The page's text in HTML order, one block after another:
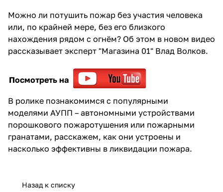
Можно ли потушить пожар без участия человека
или, по крайней мере, без его близкого
нахождения рядом с огнём? Об этом в новом видео
рассказывает эксперт "Магазина 01" Влад Волков.
Посмотреть на
В ролике познакомимся с популярными
моделями АУПП – автономными устройствами
порошкового пожаротушения или пожарными
гранатами, расскажем, как они устроены и
насколько эффективны в ликвидации пожара.
Назад к списку